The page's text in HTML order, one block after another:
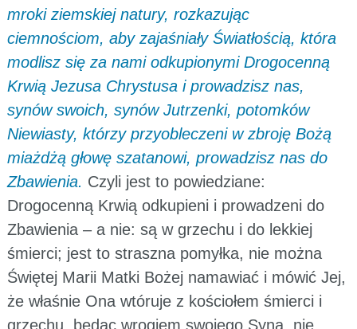
mroki ziemskiej natury, rozkazując
ciemnościom, aby zajaśniały Światłością, która
modlisz się za nami odkupionymi Drogocenną
Krwią Jezusa Chrystusa i prowadzisz nas,
synów swoich, synów Jutrzenki, potomków
Niewiasty, którzy przyobleczeni w zbroję Bożą
miażdżą głowę szatanowi, prowadzisz nas do
Zbawienia. Czyli jest to powiedziane:
Drogocenną Krwią odkupieni i prowadzeni do
Zbawienia – a nie: są w grzechu i do lekkiej
śmierci; jest to straszna pomyłka, nie można
Świętej Marii Matki Bożej namawiać i mówić Jej,
że właśnie Ona wtóruje z kościołem śmierci i
grzechu, będąc wrogiem swojego Syna, nie